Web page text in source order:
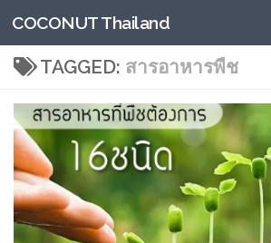
Skip to content
COCONUT Thailand
TAGGED: สารอาหารพืช